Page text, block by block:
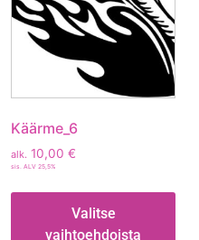
Käärme_6
alk. 10,00 €
sis. ALV 25,5%
Valitse
vaihtoehdoista